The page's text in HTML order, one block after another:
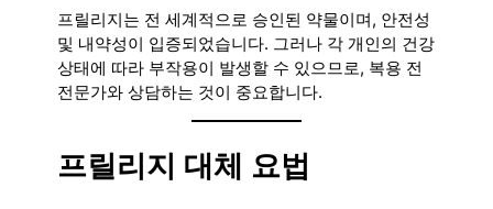
프릴리지는 전 세계적으로 승인된 약물이며, 안전성
및 내약성이 입증되었습니다. 그러나 각 개인의 건강
상태에 따라 부작용이 발생할 수 있으므로, 복용 전
전문가와 상담하는 것이 중요합니다.
프릴리지 대체 요법